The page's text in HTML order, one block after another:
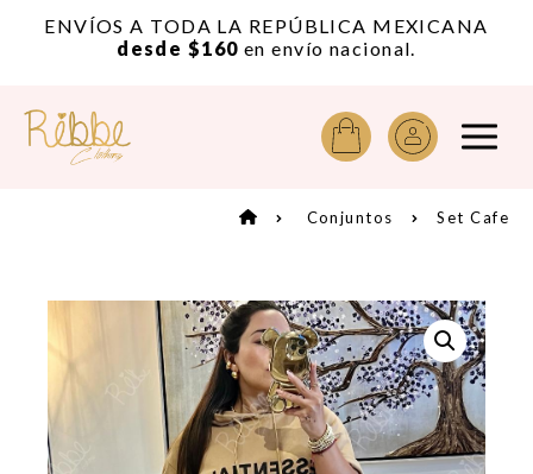
ENVÍOS A TODA LA REPÚBLICA MEXICANA
desde $160 en envío nacional.
Conjuntos Set Cafe